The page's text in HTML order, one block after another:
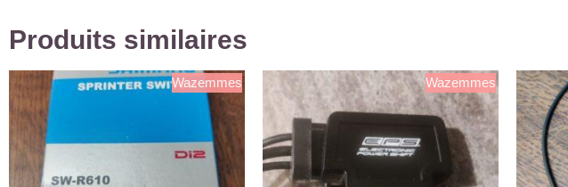
Produits similaires
Wazemmes Wazemmes